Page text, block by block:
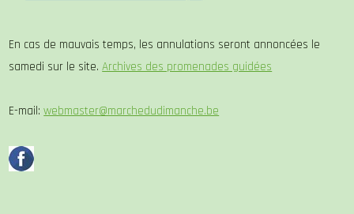
En cas de mauvais temps, les annulations seront annoncées le
samedi sur le site.Archives des promenades guidées
E-mail:webmaster@marchedudimanche.be